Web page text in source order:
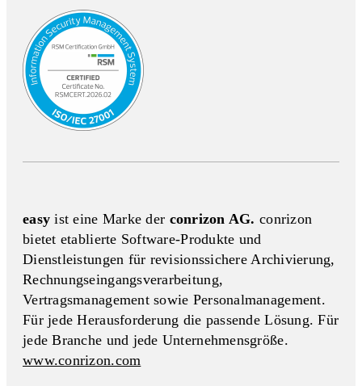
easyist eine Marke der conrizon AG. conrizon
bietet etablierte Software-Produkte und
Dienstleistungen für revisionssichere Archivierung,
Rechnungseingangs­verarbeitung,
Vertragsmanagement sowie Personalmanagement.
Für jede Herausforderung die passende Lösung. Für
jede Branche und jede Unternehmensgröße.
www.conrizon.com